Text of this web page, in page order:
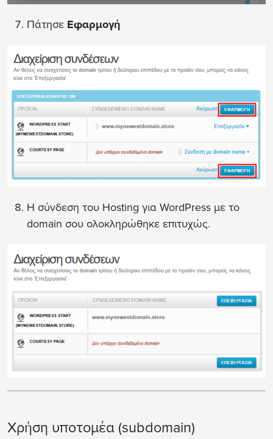
Πάτησε Εφαρμογή
Η σύνδεση του Hosting για WordPress με το
domain σου ολοκληρώθηκε επιτυχώς.
Χρήση υποτομέα (subdomain)